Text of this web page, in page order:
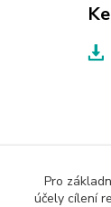
Pro
účely cílení